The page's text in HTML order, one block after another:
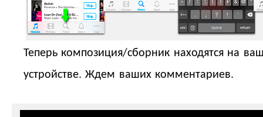
Теперь композиция/сборник находятся на
устройстве. Ждем ваших комментариев.